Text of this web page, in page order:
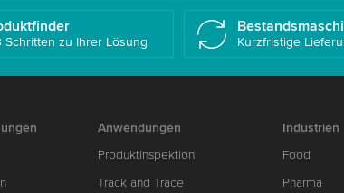
Schritten zu Ihrer Lösung Kurzfristige
Anwendungen
Produktinspektion
Track and Trace
Industrien
Food
Pharma